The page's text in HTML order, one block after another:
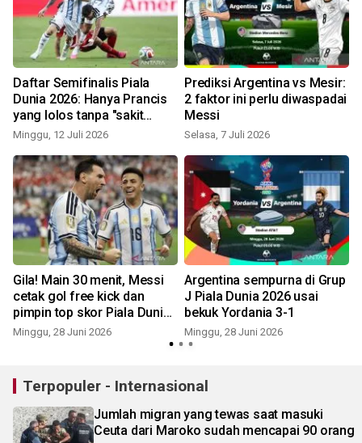
Daftar Semifinalis Piala
Dunia 2026: Hanya Prancis
yang lolos tanpa "sakit
jantung"
Minggu, 12 Juli 2026
Prediksi Argentina vs Mesir:
2 faktor ini perlu diwaspadai
Messi
Selasa, 7 Juli 2026
Gila! Main 30 menit, Messi
cetak gol free kick dan
pimpin top skor Piala Dunia
2026
Minggu, 28 Juni 2026
Argentina sempurna di Grup
J Piala Dunia 2026 usai
bekuk Yordania 3-1
Minggu, 28 Juni 2026
Terpopuler - Internasional
Jumlah migran yang tewas saat masuki
Ceuta dari Maroko sudah mencapai 90 orang